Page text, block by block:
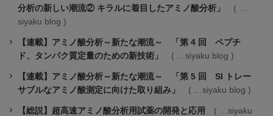
分析の新しい潮流② キラルに着目したアミノ酸分析」
siyaku blog
【連載】アミノ酸分析～新たな潮流～ 「第 4 回 ペプチ
ド、タンパク質定量のための新技術」
siyaku blog
【連載】アミノ酸分析～新たな潮流～ 「第 5 回 SI トレー
サブルなアミノ酸測定に向けた取り組み」
siyaku blog
【総説】超高速アミノ酸分析用試薬の開発と応用
siyaku